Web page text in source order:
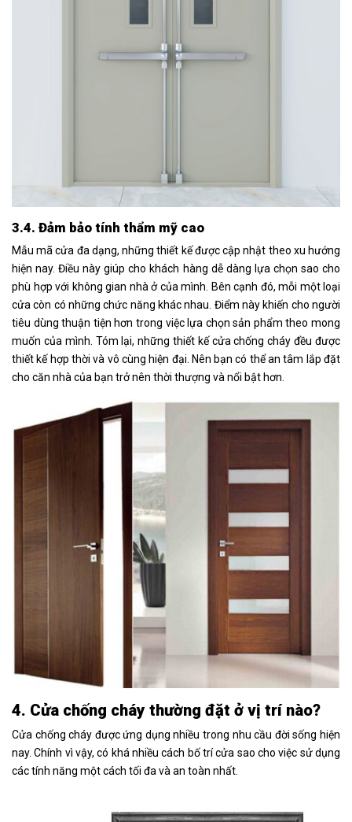
3.4. Đảm bảo tính thẩm mỹ cao
Mẫu mã cửa đa dạng, những thiết kế được cập nhật theo xu hướng
hiện nay. Điều này giúp cho khách hàng dễ dàng lựa chọn sao cho
phù hợp với không gian nhà ở của mình. Bên cạnh đó, mỗi một loại
cửa còn có những chức năng khác nhau. Điểm này khiến cho người
tiêu dùng thuận tiện hơn trong việc lựa chọn sản phẩm theo mong
muốn của mình. Tóm lại, những thiết kế cửa chống cháy đều được
thiết kế hợp thời và vô cùng hiện đại. Nên bạn có thể an tâm lắp đặt
cho căn nhà của bạn trở nên thời thượng và nổi bật hơn.
4. Cửa chống cháy thường đặt ở vị trí nào?
Cửa chống cháy được ứng dụng nhiều trong nhu cầu đời sống hiện
nay. Chính vì vậy, có khá nhiều cách bố trí cửa sao cho việc sử dụng
các tính năng một cách tối đa và an toàn nhất.